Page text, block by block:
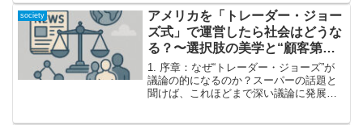
society
アメリカを「トレーダー・ジョー
ズ式」で運営したら社会はどうな
る？〜選択肢の美学と“顧客第一
主義”に学ぶ新時代の経営論
1. 序章：なぜ“トレーダー・ジョーズ”が
議論の的になるのか？スーパーの話題と
聞けば、これほどまで深い議論に発展す